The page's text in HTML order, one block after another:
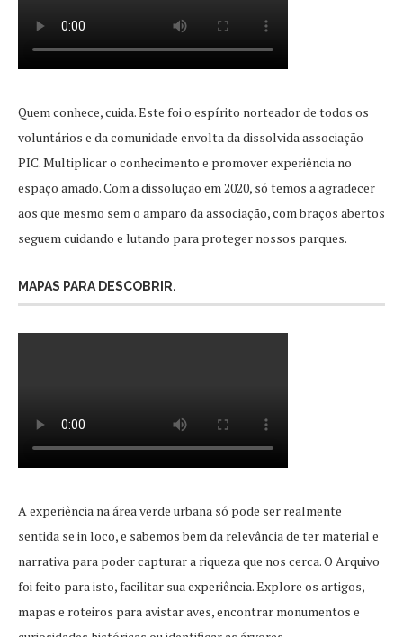
Quem conhece, cuida. Este foi o espírito norteador de todos os
voluntários e da comunidade envolta da dissolvida associação
PIC. Multiplicar o conhecimento e promover experiência no
espaço amado. Com a dissolução em 2020, só temos a agradecer
aos que mesmo sem o amparo da associação, com braços abertos
seguem cuidando e lutando para proteger nossos parques.
MAPAS PARA DESCOBRIR.
A experiência na área verde urbana só pode ser realmente
sentida se in loco, e sabemos bem da relevância de ter material e
narrativa para poder capturar a riqueza que nos cerca. O Arquivo
foi feito para isto, facilitar sua experiência. Explore os artigos,
mapas e roteiros para avistar aves, encontrar monumentos e